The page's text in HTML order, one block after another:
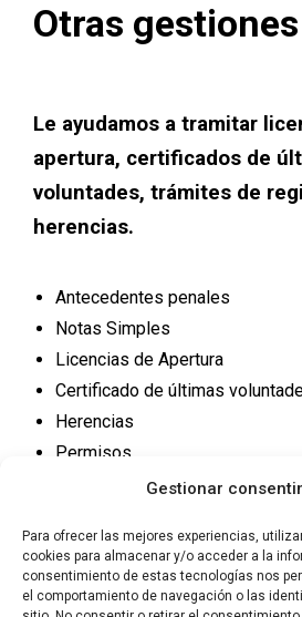
Gestionar
Para ofrecer las mejores experiencias,
cookies para almacenar y/o acceder a la
consentimiento de estas tecnologías nos
el comportamiento de navegación o las
Otras gestiones
Le ayudamos a tramitar
apertura, certificados de
voluntades, trámites de
herencias.
Antecedentes penales
Notas Simples
Licencias de Apertura
Certificado de últimas
Herencias
Permisos
Trámites Registro